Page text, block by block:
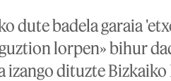
dute badela garaia
lorpen» bihur
izango dituzte Bizkaiko